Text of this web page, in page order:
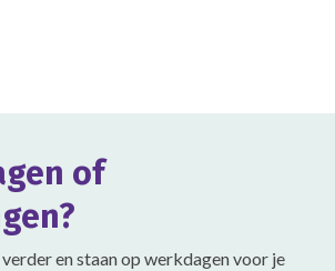
of
en staan op werkdagen voor je